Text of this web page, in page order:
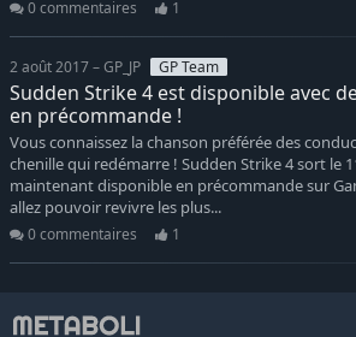
0 commentaires 1
2 août 2017 – GP_JP GP Team
Sudden Strike 4 est disponible avec
en précommande !
Vous connaissez la chanson préférée des
chenille qui redémarre ! Sudden Strike 4 sort le
maintenant disponible en précommande sur
allez pouvoir revivre les plus...
0 commentaires 1